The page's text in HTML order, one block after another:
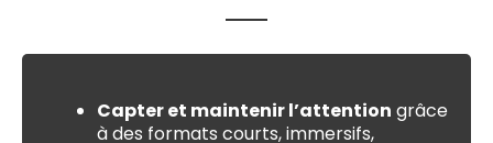
Capter et maintenir l’attention grâce
à des formats courts, immersifs,